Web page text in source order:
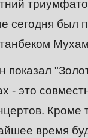
сегодня был
показал
- это
Кроме
время